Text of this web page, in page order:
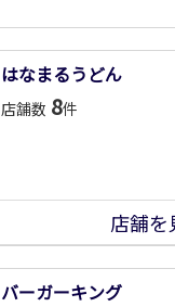
はなまるうどん
店舗数 8件
店舗を
バーガーキング